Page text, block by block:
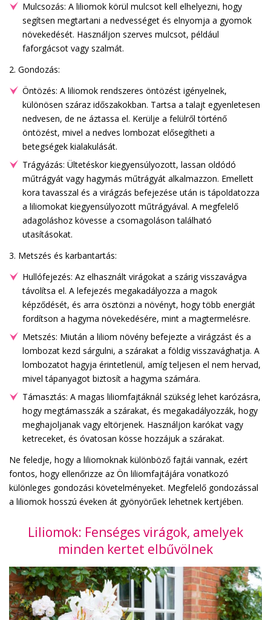
Mulcsozás: A liliomok körül mulcsot kell elhelyezni, hogy
segítsen megtartani a nedvességet és elnyomja a gyomok
növekedését. Használjon szerves mulcsot, például
faforgácsot vagy szalmát.
2. Gondozás:
Öntözés: A liliomok rendszeres öntözést igényelnek,
különösen száraz időszakokban. Tartsa a talajt egyenletesen
nedvesen, de ne áztassa el. Kerülje a felülről történő
öntözést, mivel a nedves lombozat elősegítheti a
betegségek kialakulását.
Trágyázás: Ültetéskor kiegyensúlyozott, lassan oldódó
műtrágyát vagy hagymás műtrágyát alkalmazzon. Emellett
kora tavasszal és a virágzás befejezése után is tápoldatozza
a liliomokat kiegyensúlyozott műtrágyával. A megfelelő
adagoláshoz kövesse a csomagoláson található
utasításokat.
3. Metszés és karbantartás:
Hullófejezés: Az elhasznált virágokat a szárig visszavágva
távolítsa el. A lefejezés megakadályozza a magok
képződését, és arra ösztönzi a növényt, hogy több energiát
fordítson a hagyma növekedésére, mint a magtermelésre.
Metszés: Miután a liliom növény befejezte a virágzást és a
lombozat kezd sárgulni, a szárakat a földig visszavághatja. A
lombozatot hagyja érintetlenül, amíg teljesen el nem hervad,
mivel tápanyagot biztosít a hagyma számára.
Támasztás: A magas liliomfajtáknál szükség lehet karózásra,
hogy megtámasszák a szárakat, és megakadályozzák, hogy
meghajoljanak vagy eltörjenek. Használjon karókat vagy
ketreceket, és óvatosan kösse hozzájuk a szárakat.
Ne feledje, hogy a liliomoknak különböző fajtái vannak, ezért
fontos, hogy ellenőrizze az Ön liliomfajtájára vonatkozó
különleges gondozási követelményeket. Megfelelő gondozással
a liliomok hosszú éveken át gyönyörűek lehetnek kertjében.
Liliomok: Fenséges virágok, amelyek
minden kertet elbűvölnek